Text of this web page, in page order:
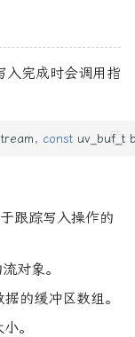
入完成时会调用指
, const uv_buf_t
跟踪写入操作的
对象。
的缓冲区数组。
。